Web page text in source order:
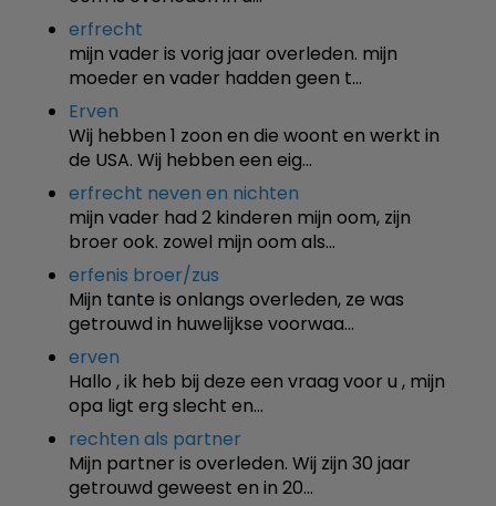
erfrecht
mijn vader is vorig jaar overleden. mijn
moeder en vader hadden geen t…
Erven
Wij hebben 1 zoon en die woont en werkt in
de USA. Wij hebben een eig…
erfrecht neven en nichten
mijn vader had 2 kinderen mijn oom, zijn
broer ook. zowel mijn oom als…
erfenis broer/zus
Mijn tante is onlangs overleden, ze was
getrouwd in huwelijkse voorwaa…
erven
Hallo , ik heb bij deze een vraag voor u , mijn
opa ligt erg slecht en…
rechten als partner
Mijn partner is overleden. Wij zijn 30 jaar
getrouwd geweest en in 20…